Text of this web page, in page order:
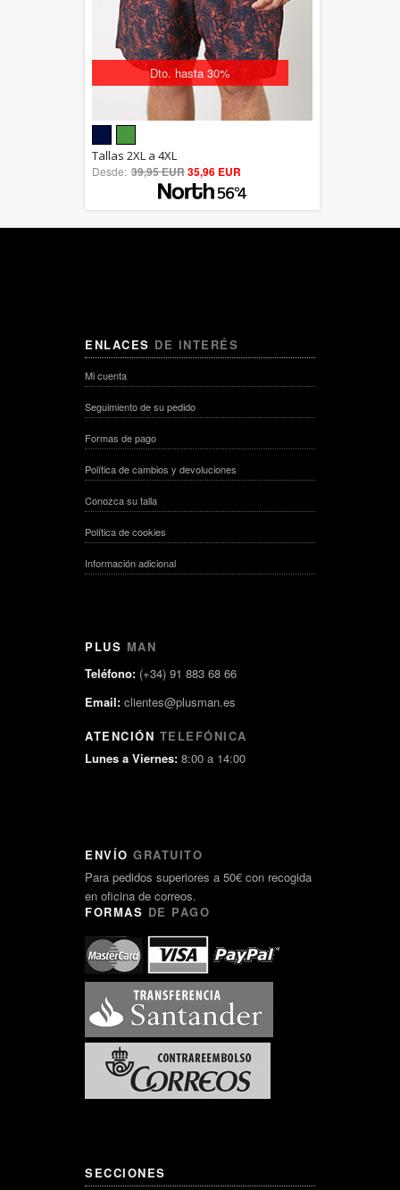
Dto. hasta 30%
5.00
out of 5
Tallas 2XL a 4XL
Desde: 39,95 EUR35,96 EUR
ENLACES DE INTERÉS
Mi cuenta
Seguimiento de su pedido
Formas de pago
Política de cambios y devoluciones
Conozca su talla
Política de cookies
Información adicional
PLUS MAN
Teléfono: (+34) 91 883 68 66
Email: clientes@plusman.es
ATENCIÓN TELEFÓNICA
Lunes a Viernes: 8:00 a 14:00
ENVÍO GRATUITO
Para pedidos superiores a 50€ con recogida
en oficina de correos.
FORMAS DE PAGO
SECCIONES